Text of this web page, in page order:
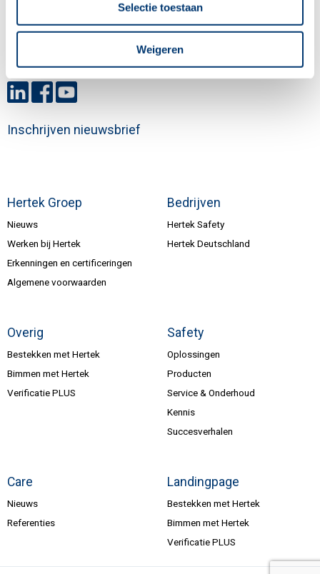
Selectie toestaan
Weigeren
Hertek Groep
Nieuws
Werken bij Hertek
Erkenningen en certificeringen
Algemene voorwaarden
Bedrijven
Hertek Safety
Hertek Deutschland
Overig
Bestekken met Hertek
Bimmen met Hertek
Verificatie PLUS
Safety
Oplossingen
Producten
Service & Onderhoud
Kennis
Succesverhalen
Care
Nieuws
Referenties
Landingpage
Bestekken met Hertek
Bimmen met Hertek
Verificatie PLUS
info@hertek.nl
Volg ons
Inschrijven nieuwsbrief